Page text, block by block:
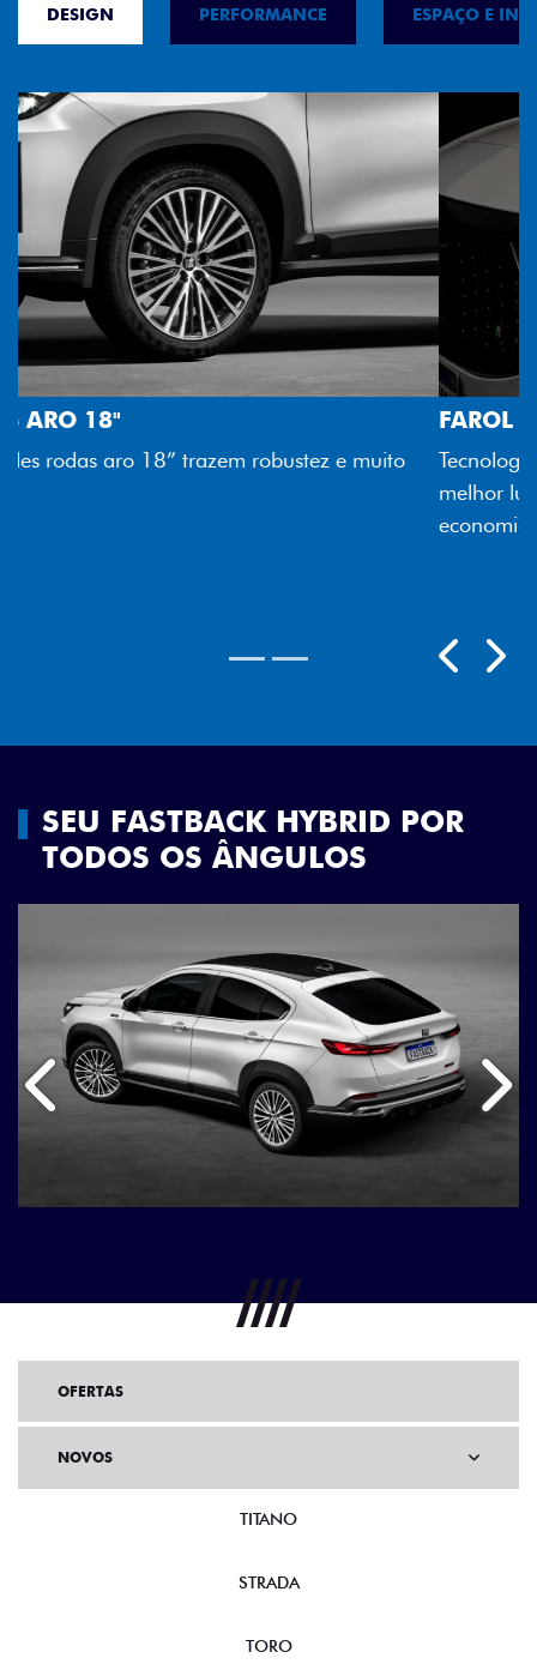
DESIGN PERFORMANCE ESPAÇO E
FAROL FULL LED
Tecnologia dos faróis totalmente em LED garante
melhor luminosidade, maior durabilidade e mais
Rodas aro 18"
SEU FASTBACK HYBRID POR
TODOS OS ÂNGULOS
Anterior
OFERTAS
NOVOS
TITANO
STRADA
TORO